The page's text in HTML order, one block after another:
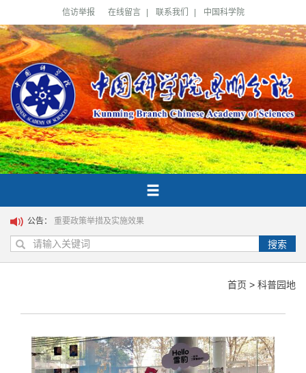
信访举报 在线留言 联系我们 中国科学院
公告： 重要政策举措及实施效果
搜索
首页 > 科普园地